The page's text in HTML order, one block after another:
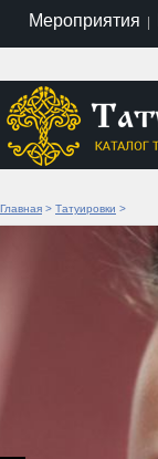
Мероприятия |
Главная > Татуировки >